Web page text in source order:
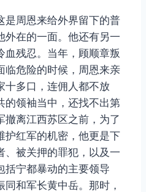
是周恩来给外界留下的普
外在的一面。他还有另一
血残忍。当年，顾顺章叛
临危险的时候，周恩来亲
十多口，连佣人都不放
的领袖当中，还找不出第
撤离江西苏区之前，为了
护红军的机密，他更是下
、被关押的罪犯，以及一
括宁都暴动的主要领导
和军长黄中岳。那时，